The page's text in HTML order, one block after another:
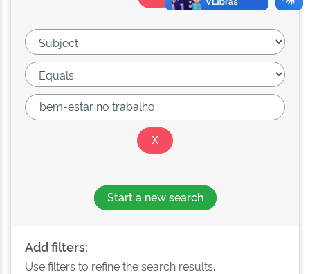
Start a new search
Add filters:
Use filters to refine the search results.